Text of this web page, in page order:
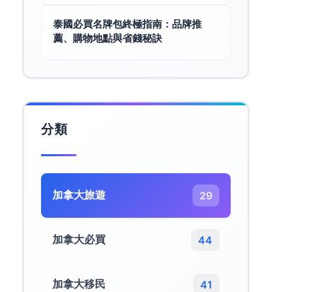
泰國必買名牌包終極指南：品牌推
薦、購物地點與省錢秘訣
分類
加拿大旅遊​ 29
加拿大必買 44
加拿大移民 41